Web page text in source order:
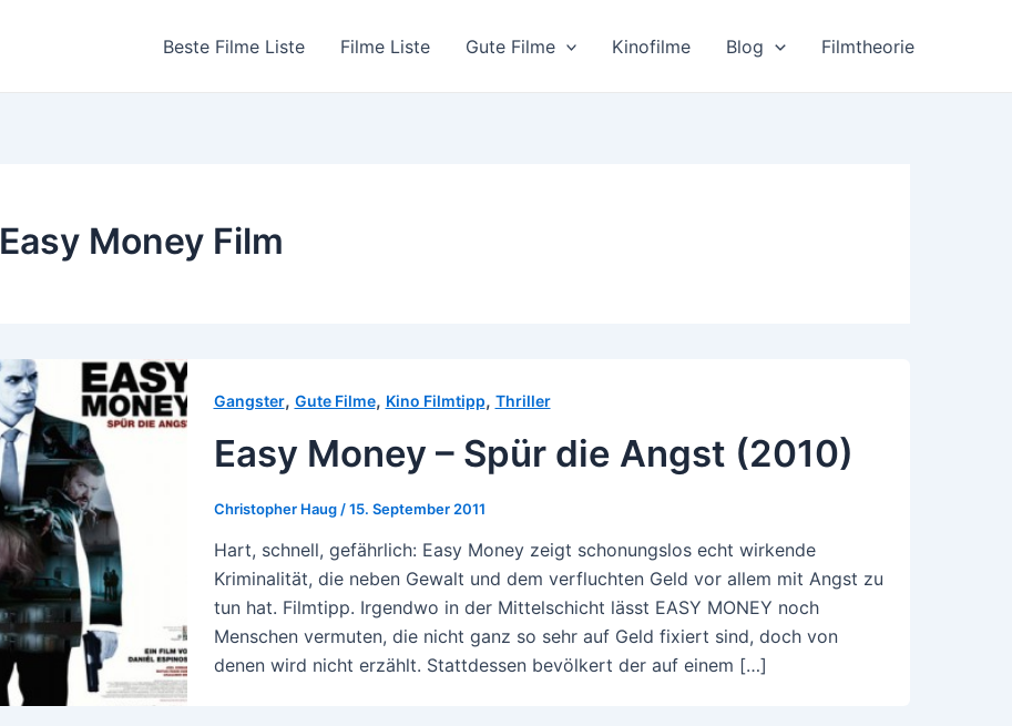
Beste Filme Liste Filme Liste Gute Filme Kinofilme Blog Filmtheorie
Easy Money Film
Gangster, Gute Filme, Kino Filmtipp, Thriller
Easy Money – Spür die Angst (2010)
Christopher Haug /15. September 2011
Hart, schnell, gefährlich: Easy Money zeigt schonungslos echt wirkende
Kriminalität, die neben Gewalt und dem verfluchten Geld vor allem mit Angst zu
tun hat. Filmtipp. Irgendwo in der Mittelschicht lässt EASY MONEY noch
Menschen vermuten, die nicht ganz so sehr auf Geld fixiert sind, doch von
denen wird nicht erzählt. Stattdessen bevölkert der auf einem […]